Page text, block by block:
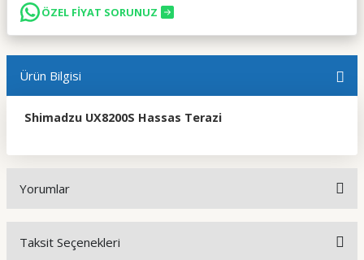
ÖZEL FİYAT SORUNUZ
Ürün Bilgisi
Shimadzu UX8200S Hassas Terazi
Yorumlar
Taksit Seçenekleri